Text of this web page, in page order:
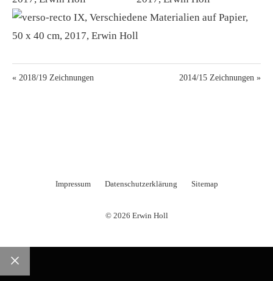
« 2018/19 Zeichnungen 2014/15 Zeichnungen »
Impressum Datenschutzerklärung Sitemap
© 2026 Erwin Holl
Schließen